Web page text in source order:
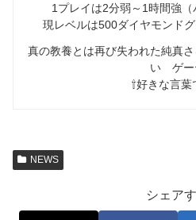
1プレイは2分弱～1時間強（
現レベルは500ダイヤモンド
真の教養とは再び失われた純真
い ゲー
⇧好きな言葉
NEWS
シェア